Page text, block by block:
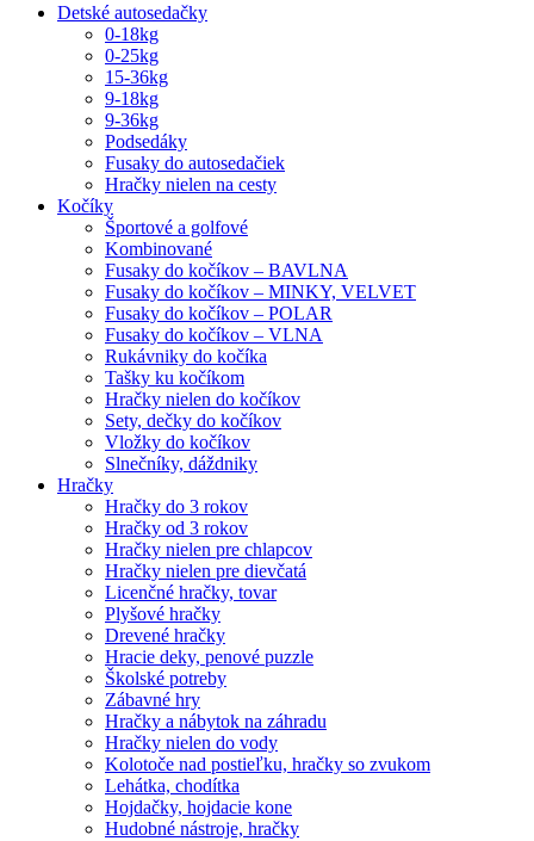
Detské autosedačky
0-18kg
0-25kg
15-36kg
9-18kg
9-36kg
Podsedáky
Fusaky do autosedačiek
Hračky nielen na cesty
Kočíky
Športové a golfové
Kombinované
Fusaky do kočíkov – BAVLNA
Fusaky do kočíkov – MINKY, VELVET
Fusaky do kočíkov – POLAR
Fusaky do kočíkov – VLNA
Rukávniky do kočíka
Tašky ku kočíkom
Hračky nielen do kočíkov
Sety, dečky do kočíkov
Vložky do kočíkov
Slnečníky, dáždniky
Hračky
Hračky do 3 rokov
Hračky od 3 rokov
Hračky nielen pre chlapcov
Hračky nielen pre dievčatá
Licenčné hračky, tovar
Plyšové hračky
Drevené hračky
Hracie deky, penové puzzle
Školské potreby
Zábavné hry
Hračky a nábytok na záhradu
Hračky nielen do vody
Kolotoče nad postieľku, hračky so zvukom
Lehátka, chodítka
Hojdačky, hojdacie kone
Hudobné nástroje, hračky